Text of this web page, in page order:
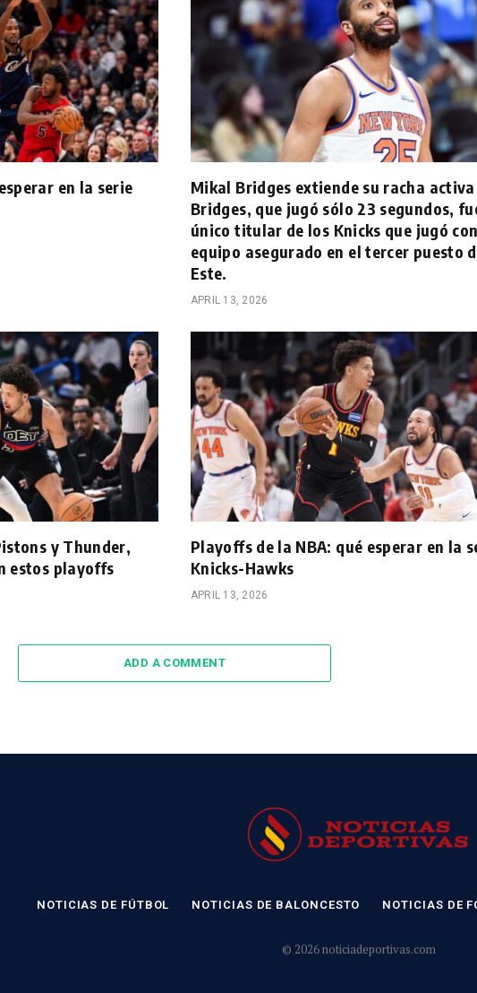
en la serie
Mikal Bridges extiende su racha
Bridges, que jugó sólo 23 segundos,
único titular de los Knicks que jugó
equipo asegurado en el tercer puesto
Este.
APRIL 13, 2026
y Thunder,
estos playoffs
Playoffs de la NBA: qué esperar en la
Knicks-Hawks
APRIL 13, 2026
ADD A COMMENT
NOTICIAS DE FÚTBOL NOTICIAS DE BALONCESTO NOTICIAS DE
© 2026 noticiadeportivas.com